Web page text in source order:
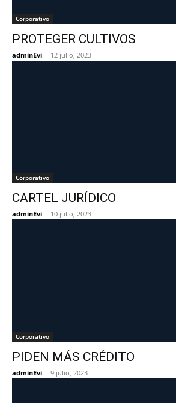
Corporativo
PROTEGER CULTIVOS
adminEvi - 12 julio, 2023
Corporativo
CARTEL JURÍDICO
adminEvi - 10 julio, 2023
Corporativo
PIDEN MÁS CRÉDITO
adminEvi - 9 julio, 2023